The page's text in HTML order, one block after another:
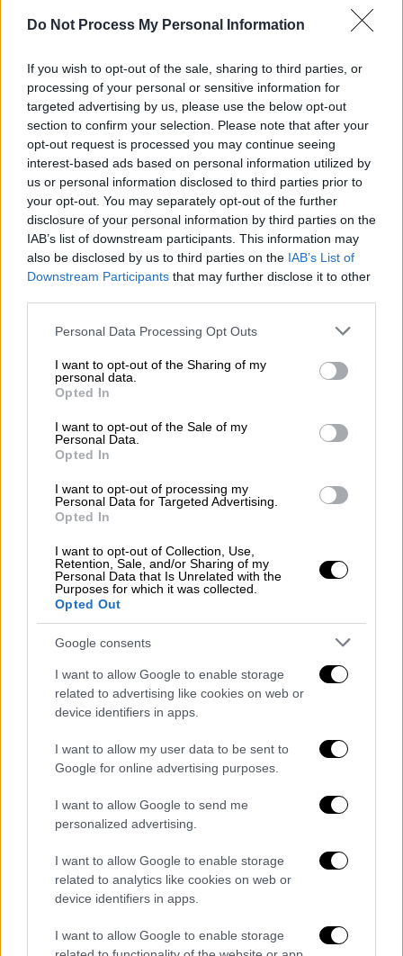
Do Not Process My Personal Information
If you wish to opt-out of the sale, sharing to third parties, or
processing of your personal or sensitive information for
targeted advertising by us, please use the below opt-out
section to confirm your selection. Please note that after your
opt-out request is processed you may continue seeing
interest-based ads based on personal information utilized by
us or personal information disclosed to third parties prior to
your opt-out. You may separately opt-out of the further
disclosure of your personal information by third parties on the
IAB’s list of downstream participants. This information may
also be disclosed by us to third parties on the IAB’s List of
Downstream Participants that may further disclose it to other
Please note that this website/app uses one or more Google
not limited to your visit or usage behaviour. You may click to
grant or deny consent to Google and its third-party tags to
use your data for below specified purposes in below Google
consent section.
Personal Data Processing Opt Outs
I want to opt-out of the Sharing of my
personal data.
Opted In
I want to opt-out of the Sale of my
Personal Data.
Opted In
I want to opt-out of processing my
Personal Data for Targeted Advertising.
Opted In
I want to opt-out of Collection, Use,
Retention, Sale, and/or Sharing of my
Personal Data that Is Unrelated with the
Purposes for which it was collected.
Opted Out
Google consents
I want to allow Google to enable storage
related to advertising like cookies on web or
device identifiers in apps.
I want to allow my user data to be sent to
Google for online advertising purposes.
I want to allow Google to send me
personalized advertising.
I want to allow Google to enable storage
related to analytics like cookies on web or
device identifiers in apps.
I want to allow Google to enable storage
ΔΙΑΒΑΣΤΕ ΕΠΙΣΗΣ
Ελλάδα|23.08.2025 11:44
Τραγωδία στα Νέα Στύρα: 56χρονη
νεκρή σε πάρκινγκ δίπλα στο
αυτοκίνητό της
Η προέλευση του όρου και ο λόγος
της σπανιότητας
ευρέως για να περιγράψει ασυνήθιστες
χρονικές συμπτώσειςστην εμφάνιση νέας
σελήνης.
Το φαινόμενο που παρατηρείται φέτος
κατατάσσεται στην κατηγορία του εποχικού
νέα σελήνη μέσα στην ίδια εποχή – το
φετινό καλοκαίρι περιλαμβάνει συνολικά
τέσσερις . Κατά τη φάση της νέας σελήνης, η
φωτεινή πλευρά τηςΣελήνης«κοιτά» προς
τον Ήλιο και μακριά από τη Γη, καθιστώντας
την πρακτικά αόρατη στον ουρανό.
Κάθε εποχή συνήθως περιλαμβάνει τρεις
νέες σελήνες, ωστόσοη διάρκεια του
σεληνιακού κύκλου (29,5 ημέρες) δεν
σύστημα. Όταν μέσα σε μία εποχή συμβούν
τέσσερις νέες σελήνες, η τρίτη φέρει την
ανεπίσημη ονομασία «Μαύρο Φεγγάρι».
Το προηγούμενο αντίστοιχο φαινόμενο είχε
καταγραφεί στις 19 Μαΐου 2023. Φέτος, στο
βόρειο ημισφαίριο,οι νέες σελήνες του
καλοκαιριού καταγράφηκαν στις 25 Ιουνίου,
23 Ιουλίου, 23 Αυγούστου(το σημερινό